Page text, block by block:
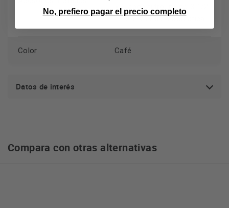
Tapón filtro InFino 3 1/2
con válvula automática
Color Café
Datos de interés
Compara con otras alternativas
No, prefiero pagar el precio completo